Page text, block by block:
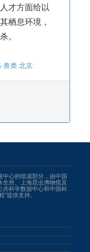
才方面给以
栖息环境，
。
兽类.北京:
心的组成部分，由中国
所、上海昆虫博物馆及
共科学数据中心和中国科
提供支持。